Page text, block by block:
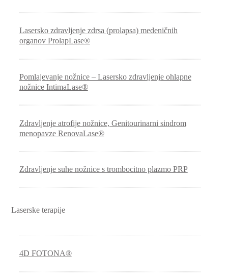
Lasersko zdravljenje zdrsa (prolapsa) medeničnih
organov ProlapLase®
Pomlajevanje nožnice – Lasersko zdravljenje ohlapne
nožnice IntimaLase®
Zdravljenje atrofije nožnice, Genitourinarni sindrom
menopavze RenovaLase®
Zdravljenje suhe nožnice s trombocitno plazmo PRP
Laserske terapije
4D FOTONA®